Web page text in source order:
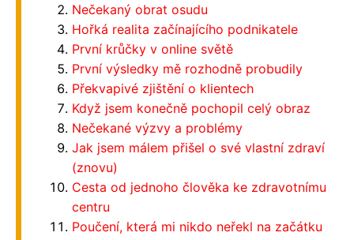
Nečekaný obrat osudu
Hořká realita začínajícího podnikatele
První krůčky v online světě
První výsledky mě rozhodně probudily
Překvapivé zjištění o klientech
Když jsem konečně pochopil celý obraz
Nečekané výzvy a problémy
Jak jsem málem přišel o své vlastní zdraví
(znovu)
Cesta od jednoho člověka ke zdravotnímu
centru
Poučení, která mi nikdo neřekl na začátku